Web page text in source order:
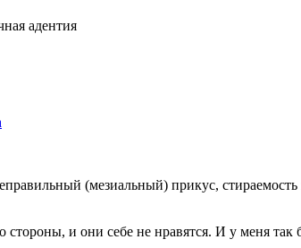
адентия
(мезиальный) прикус,
стороны, и они себе не нравятся. И у меня